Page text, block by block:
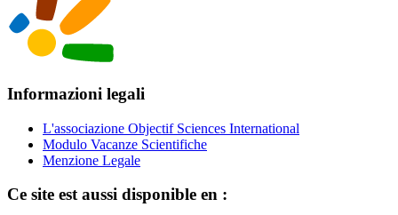
Informazioni legali
L'associazione Objectif Sciences International
Modulo Vacanze Scientifiche
Menzione Legale
Ce site est aussi disponible en :